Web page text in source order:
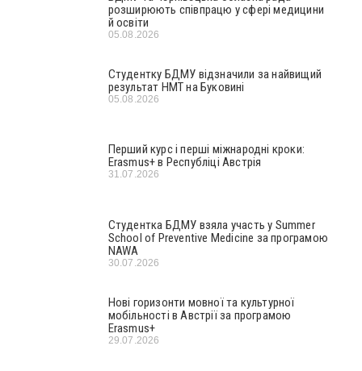
розширюють співпрацю у сфері медицини
й освіти
05.08.2026
Студентку БДМУ відзначили за найвищий
результат НМТ на Буковині
05.08.2026
Перший курс і перші міжнародні кроки:
Erasmus+ в Республіці Австрія
31.07.2026
Студентка БДМУ взяла участь у Summer
School of Preventive Medicine за програмою
NAWA
30.07.2026
Нові горизонти мовної та культурної
мобільності в Австрії за програмою
Erasmus+
29.07.2026